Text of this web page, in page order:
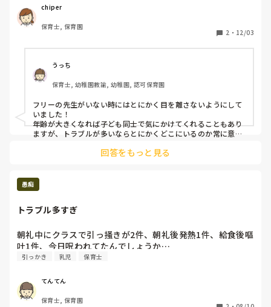
年中クラスの男の子
かみつきや体当たり、ひっかきがあります
1人担任です
せん
皆さんの園では他害のある子にはどのような対応をされてい
参考にさせてください。
よろしくお願いします。
chiper
保育士, 保育園
2 ・ 12/03
うっち
保育士, 幼稚園教諭, 幼稚園, 認可保育園
フリーの先生がいない時にはとにかく目を離さないようにして
いました！
年齢が大きくなれば子ども同士で気にかけてくれることもあり
ますが、トラブルが多いならとにかくどこにいるのか常に意識
回答をもっと見る
愚痴
トラブル多すぎ
朝礼中にクラスで引っ掻きが2件、朝礼後発熱1件、給食後嘔
吐1件、今日呪われてたんでしょうか…
引っかき 乳児 保育士
てんてん
保育士, 保育園